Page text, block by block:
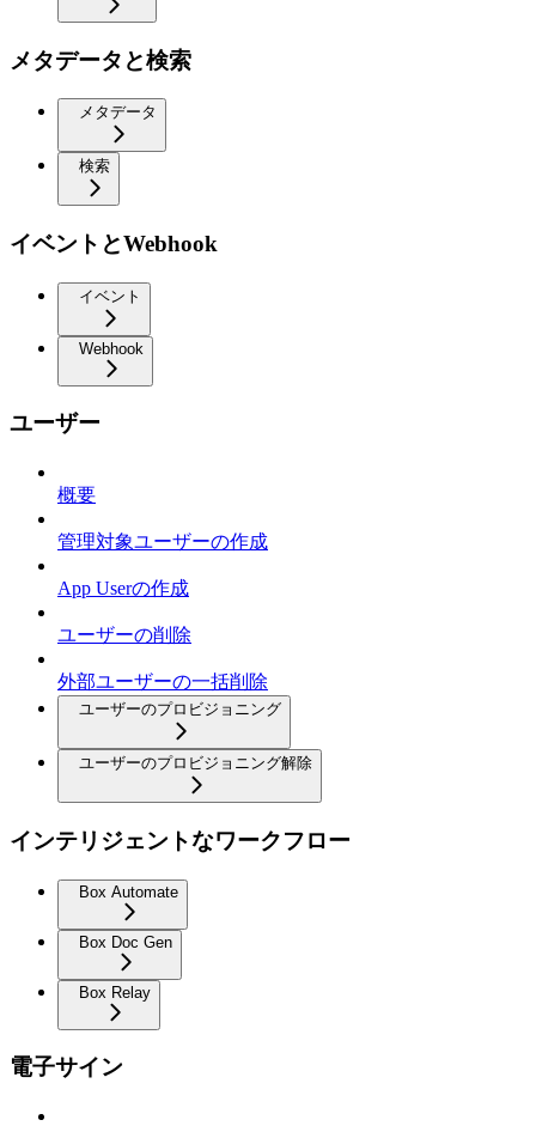
メタデータと検索
メタデータ
検索
イベントとWebhook
イベント
Webhook
ユーザー
概要
管理対象ユーザーの作成
App Userの作成
ユーザーの削除
外部ユーザーの一括削除
ユーザーのプロビジョニング
ユーザーのプロビジョニング解除
インテリジェントなワークフロー
Box Automate
Box Doc Gen
Box Relay
電子サイン